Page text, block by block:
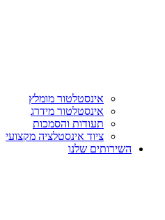
אינסטלטור מומלץ
אינסטלטור מידרג
תעודות והסמכות
ציוד אינסטלציה מקצועי
השירותים שלנו